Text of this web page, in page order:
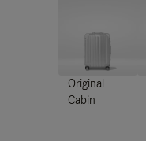
Original
Cabin